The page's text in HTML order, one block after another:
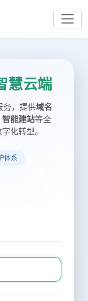
慧云端
务，提供域名
能建站等全
化转型。
体系